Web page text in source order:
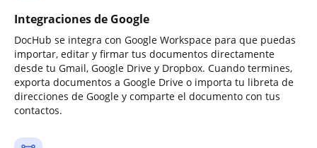
Integraciones de Google
DocHub se integra con Google Workspace para que puedas
importar, editar y firmar tus documentos directamente
desde tu Gmail, Google Drive y Dropbox. Cuando termines,
exporta documentos a Google Drive o importa tu libreta de
direcciones de Google y comparte el documento con tus
contactos.